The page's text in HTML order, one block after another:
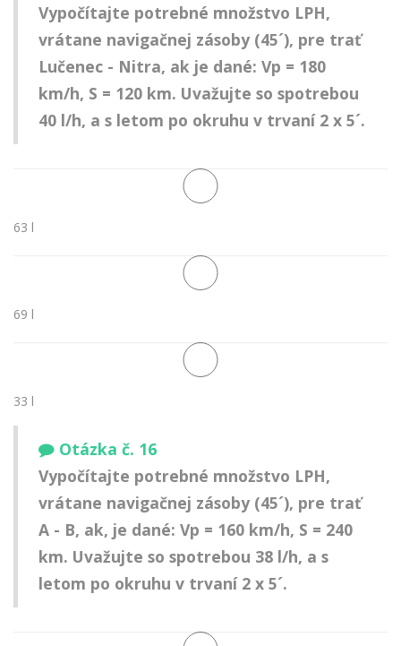
Vypočítajte potrebné množstvo LPH,
vrátane navigačnej zásoby (45´), pre trať
Lučenec - Nitra, ak je dané: Vp = 180
km/h, S = 120 km. Uvažujte so spotrebou
40 l/h, a s letom po okruhu v trvaní 2 x 5´.
63 l
69 l
33 l
Otázka č. 16
Vypočítajte potrebné množstvo LPH,
vrátane navigačnej zásoby (45´), pre trať
A - B, ak, je dané: Vp = 160 km/h, S = 240
km. Uvažujte so spotrebou 38 l/h, a s
letom po okruhu v trvaní 2 x 5´.